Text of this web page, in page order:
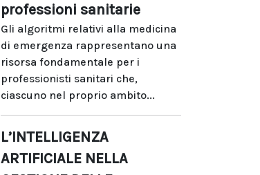
professioni sanitarie
Gli algoritmi relativi alla medicina
di emergenza rappresentano una
risorsa fondamentale per i
professionisti sanitari che,
ciascuno nel proprio ambito...
L’INTELLIGENZA
ARTIFICIALE NELLA